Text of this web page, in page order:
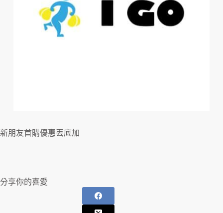
新朋友首購優惠丟底加
分享你的喜愛